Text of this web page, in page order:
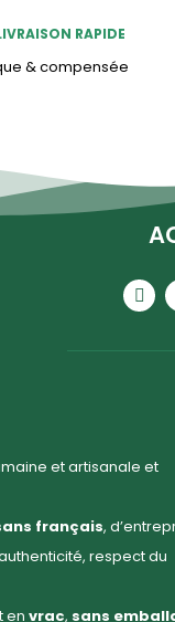
RAPIDE
& compensée
et artisanale et
français,
respect du
en vrac, sans